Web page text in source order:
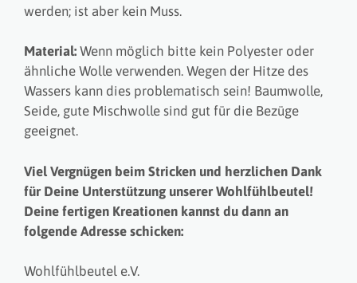
werden; ist aber kein Muss.
Material: Wenn möglich bitte kein Polyester oder
ähnliche Wolle verwenden. Wegen der Hitze des
Wassers kann dies problematisch sein! Baumwolle,
Seide, gute Mischwolle sind gut für die Bezüge
geeignet.
Viel Vergnügen beim Stricken und herzlichen Dank
für Deine Unterstützung unserer Wohlfühlbeutel!
Deine fertigen Kreationen kannst du dann an
folgende Adresse schicken:
Wohlfühlbeutel e.V.